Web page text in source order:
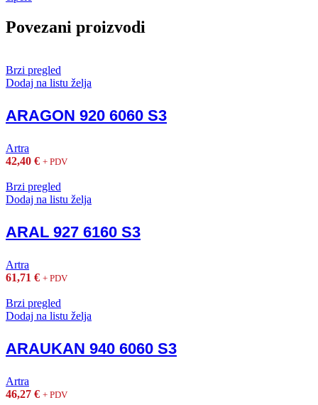
Povezani proizvodi
Brzi pregled
Dodaj na listu želja
ARAGON 920 6060 S3
Artra
42,40 € + PDV
Brzi pregled
Dodaj na listu želja
ARAL 927 6160 S3
Artra
61,71 € + PDV
Brzi pregled
Dodaj na listu želja
ARAUKAN 940 6060 S3
Artra
46,27 € + PDV